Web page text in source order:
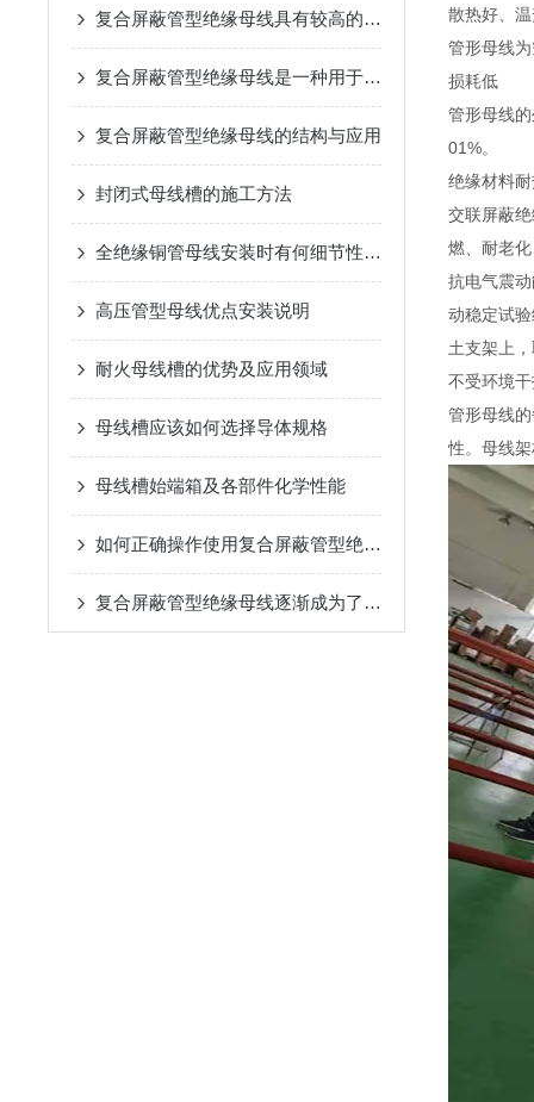
复合屏蔽管型绝缘母线具有较高的绝缘性能和热稳定性
复合屏蔽管型绝缘母线是一种用于电力传输的重要设备
复合屏蔽管型绝缘母线的结构与应用
封闭式母线槽的施工方法
全绝缘铜管母线安装时有何细节性的工艺要求？
高压管型母线优点安装说明
耐火母线槽的优势及应用领域
母线槽应该如何选择导体规格
母线槽始端箱及各部件化学性能
如何正确操作使用复合屏蔽管型绝缘母线？
复合屏蔽管型绝缘母线逐渐成为了电力系统中不可少的一部分
散热好、
管形母线
损耗低
管形母线
01%。
绝缘材料
交联屏蔽
燃、耐老
抗电气震
动稳定试
土支架上
不受环境
管形母线
性。母线